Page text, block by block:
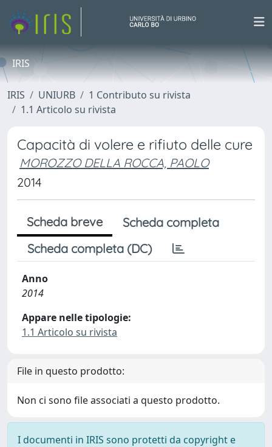
IRIS
IRIS UNIURB
1 Contributo su rivista
1.1 Articolo su rivista
Capacità di volere e rifiuto delle cure
MOROZZO DELLA ROCCA, PAOLO
2014
Scheda breve
Scheda completa
Scheda completa (DC)
Anno
2014
Appare nelle tipologie:
1.1 Articolo su rivista
File in questo prodotto:
Non ci sono file associati a questo prodotto.
I documenti in IRIS sono protetti da copyright e